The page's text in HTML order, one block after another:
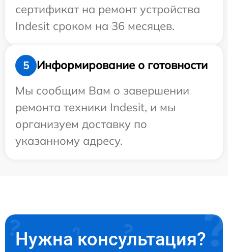
сертификат на ремонт устройства
Indesit сроком на 36 месяцев.
5
Информирование о готовности
Мы сообщим Вам о завершении
ремонта техники Indesit, и мы
организуем доставку по
указанному адресу.
Нужна консультация?